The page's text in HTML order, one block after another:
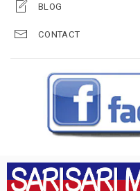
BLOG
CONTACT